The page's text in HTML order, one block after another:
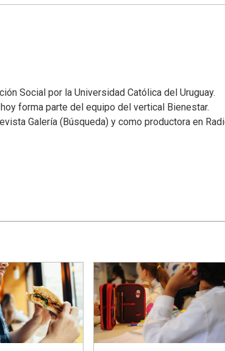
Social por la Universidad Católica del Uruguay.
forma parte del equipo del vertical Bienestar.
Galería (Búsqueda) y como productora en